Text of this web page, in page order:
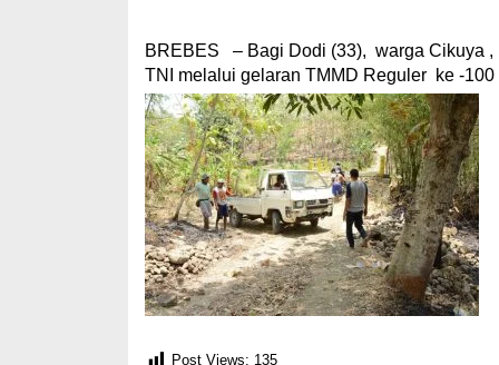
BREBES – Bagi Dodi (33), warga Cikuya ,
TNI melalui gelaran TMMD Reguler ke -
Post Views: 135